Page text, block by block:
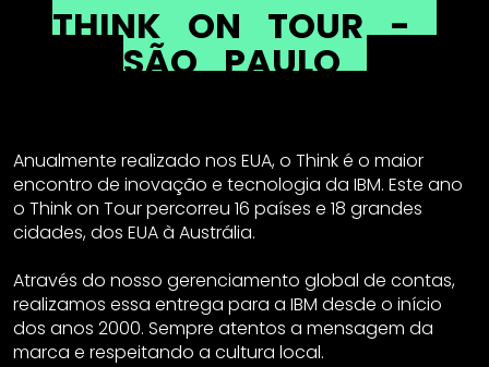
THINK ON TOUR -
SÃO PAULO
Anualmente realizado nos EUA, o Think é o maior
encontro de inovação e tecnologia da IBM. Este ano
o Think on Tour percorreu 16 países e 18 grandes
cidades, dos EUA à Austrália.
Através do nosso gerenciamento global de contas,
realizamos essa entrega para a IBM desde o início
dos anos 2000. Sempre atentos a mensagem da
marca e respeitando a cultura local.